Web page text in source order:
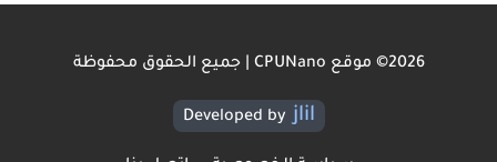
2026© موقع CPUNano | جميع الحقوق محفوظة
Developed by jlil